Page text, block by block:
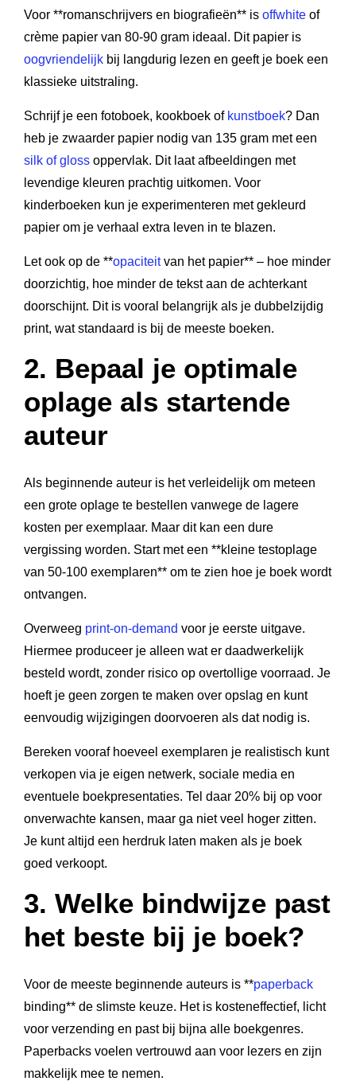
Voor **romanschrijvers en biografieën** is offwhite of
crème papier van 80-90 gram ideaal. Dit papier is
oogvriendelijk bij langdurig lezen en geeft je boek een
klassieke uitstraling.
Schrijf je een fotoboek, kookboek of kunstboek? Dan
heb je zwaarder papier nodig van 135 gram met een
silk of gloss oppervlak. Dit laat afbeeldingen met
levendige kleuren prachtig uitkomen. Voor
kinderboeken kun je experimenteren met gekleurd
papier om je verhaal extra leven in te blazen.
Let ook op de **opaciteitvan het papier** – hoe minder
doorzichtig, hoe minder de tekst aan de achterkant
doorschijnt. Dit is vooral belangrijk als je dubbelzijdig
print, wat standaard is bij de meeste boeken.
2. Bepaal je optimale
oplage als startende
auteur
Als beginnende auteur is het verleidelijk om meteen
een grote oplage te bestellen vanwege de lagere
kosten per exemplaar. Maar dit kan een dure
vergissing worden. Start met een **kleine testoplage
van 50-100 exemplaren** om te zien hoe je boek wordt
ontvangen.
Overweeg print-on-demand voor je eerste uitgave.
Hiermee produceer je alleen wat er daadwerkelijk
besteld wordt, zonder risico op overtollige voorraad. Je
hoeft je geen zorgen te maken over opslag en kunt
eenvoudig wijzigingen doorvoeren als dat nodig is.
Bereken vooraf hoeveel exemplaren je realistisch kunt
verkopen via je eigen netwerk, sociale media en
eventuele boekpresentaties. Tel daar 20% bij op voor
onverwachte kansen, maar ga niet veel hoger zitten.
Je kunt altijd een herdruk laten maken als je boek
goed verkoopt.
3. Welke bindwijze past
het beste bij je boek?
Voor de meeste beginnende auteurs is **paperback
binding** de slimste keuze. Het is kosteneffectief, licht
voor verzending en past bij bijna alle boekgenres.
Paperbacks voelen vertrouwd aan voor lezers en zijn
makkelijk mee te nemen.